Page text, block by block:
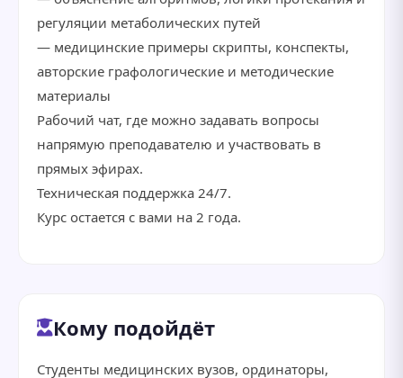
регуляции метаболических путей
— медицинские примеры скрипты, конспекты,
авторские графологические и методические
материалы
Рабочий чат, где можно задавать вопросы
напрямую преподавателю и участвовать в
прямых эфирах.
Техническая поддержка 24/7.
Курс остается с вами на 2 года.
Кому подойдёт
Студенты медицинских вузов, ординаторы,